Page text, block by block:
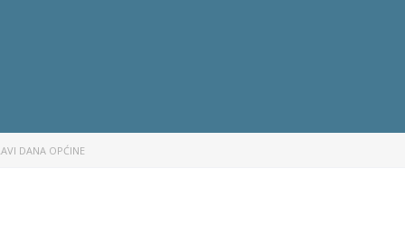
DANA OPĆINE